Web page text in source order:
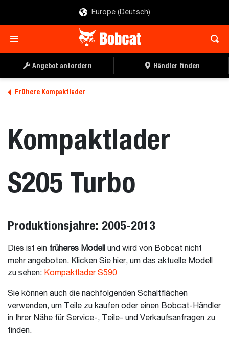
Europe (Deutsch)
Angebot anfordern Händler finden
Frühere Kompaktlader
Kompaktlader
S205 Turbo
Produktionsjahre: 2005-2013
Dies ist ein früheres Modell und wird von Bobcat nicht
mehr angeboten. Klicken Sie hier, um das aktuelle Modell
zu sehen: Kompaktlader S590
Sie können auch die nachfolgenden Schaltflächen
verwenden, um Teile zu kaufen oder einen Bobcat-Händler
in Ihrer Nähe für Service-, Teile- und Verkaufsanfragen zu
finden.